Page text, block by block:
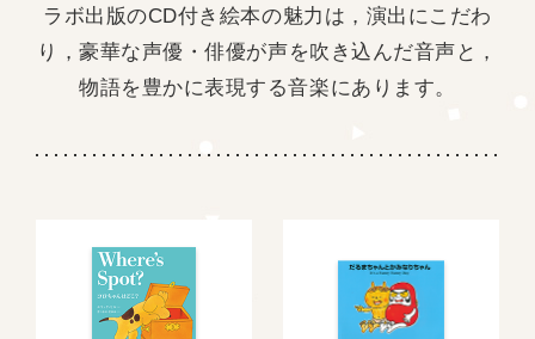
ラボ出版のCD付き絵本の魅力は，演出にこだわ
り，豪華な声優・俳優が声を吹き込んだ音声と，
物語を豊かに表現する音楽にあります。